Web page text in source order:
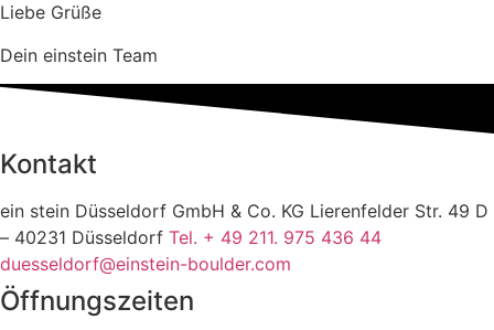
Liebe Grüße
Dein einstein Team
Kontakt
ein stein Düsseldorf GmbH & Co. KG Lierenfelder Str. 49 D
– 40231 Düsseldorf Tel. + 49 211. 975 436 44
duesseldorf@einstein-boulder.com
Öffnungszeiten